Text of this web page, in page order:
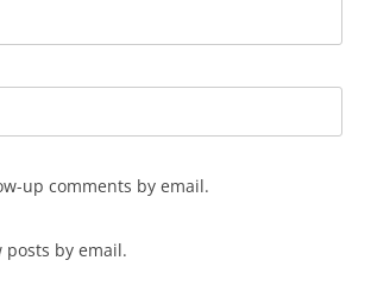
up comments by email.
posts by email.